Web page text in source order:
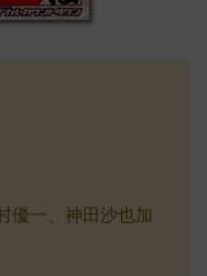
優一、神田沙也加